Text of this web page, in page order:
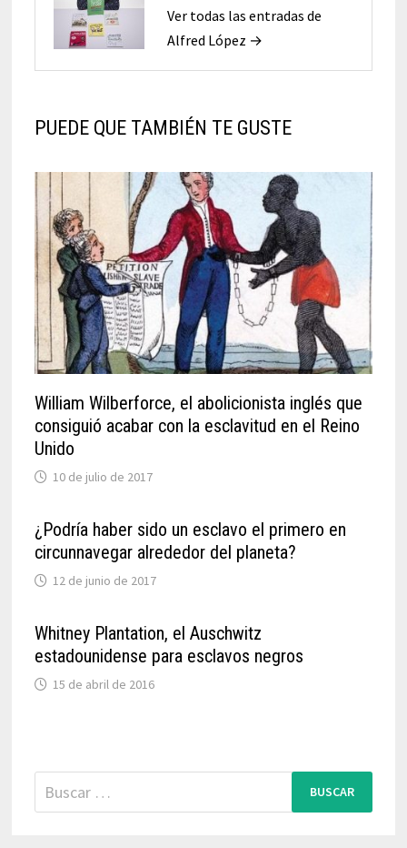
Ver todas las entradas de
Alfred López →
PUEDE QUE TAMBIÉN TE GUSTE
William Wilberforce, el abolicionista inglés que
consiguió acabar con la esclavitud en el Reino
Unido
10 de julio de 2017
¿Podría haber sido un esclavo el primero en
circunnavegar alrededor del planeta?
12 de junio de 2017
Whitney Plantation, el Auschwitz
estadounidense para esclavos negros
15 de abril de 2016
Buscar: